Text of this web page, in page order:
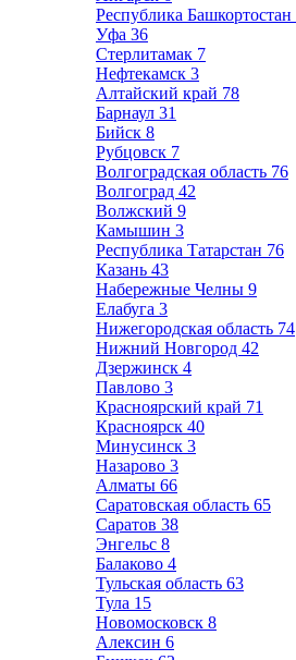
Республика Башкортостан
Уфа 36
Стерлитамак 7
Нефтекамск 3
Алтайский край 78
Барнаул 31
Бийск 8
Рубцовск 7
Волгоградская область 76
Волгоград 42
Волжский 9
Камышин 3
Республика Татарстан 76
Казань 43
Набережные Челны 9
Елабуга 3
Нижегородская область 74
Нижний Новгород 42
Дзержинск 4
Павлово 3
Красноярский край 71
Красноярск 40
Минусинск 3
Назарово 3
Алматы 66
Саратовская область 65
Саратов 38
Энгельс 8
Балаково 4
Тульская область 63
Тула 15
Новомосковск 8
Алексин 6